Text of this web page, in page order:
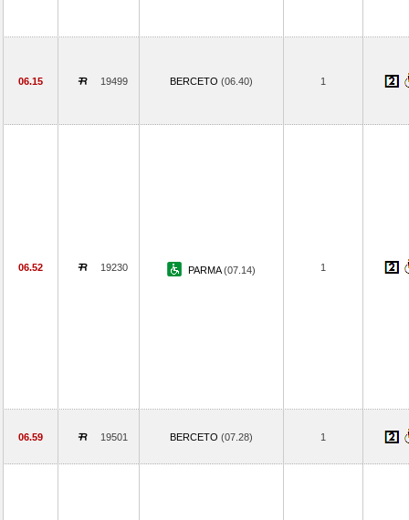
06.15 19499 BERCETO (06.40) 1
06.52 19230 PARMA(07.14) 1
06.59 19501 BERCETO (07.28) 1